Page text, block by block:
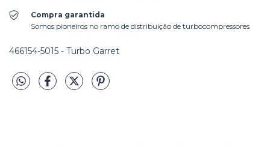
Compra garantida
Somos pioneiros no ramo de distribuição de turbocompressores
466154-5015 - Turbo Garret